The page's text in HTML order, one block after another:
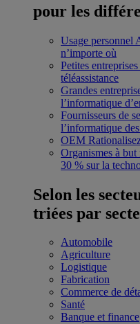
pour les
Usage personnel
n’importe où
Petites entreprises
téléassistance
Grandes
l’informatique
Fournisseurs de
l’informatique
OEM
Organismes à
30 % sur la
Selon les
triées par
Automobile
Agriculture
Logistique
Fabrication
Commerce de
Santé
Banque et finance